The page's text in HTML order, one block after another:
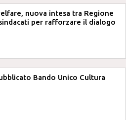
nuova intesa tra Regione
per rafforzare il dialogo
Bando Unico Cultura